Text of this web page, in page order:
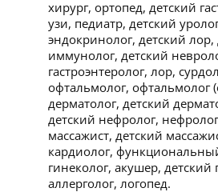
хирург, ортопед, детский
узи, педиатр, детский
эндокринолог, детский лор,
иммунолог, детский
гастроэнтеролог, лор,
офтальмолог, офтальмолог
дерматолог, детский
детский нефролог,
массажист, детский
кардиолог,
гинеколог, акушер, детский
аллерголог, логопед.